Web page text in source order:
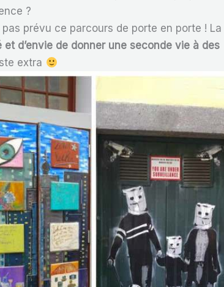
?
prévu ce parcours de porte en porte ! La
d’envie de donner une seconde vie à des
extra